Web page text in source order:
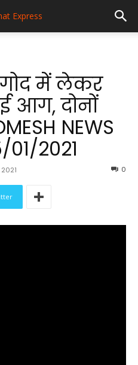
में लेकर
आग, दोनों
NEWS
01/2021
0